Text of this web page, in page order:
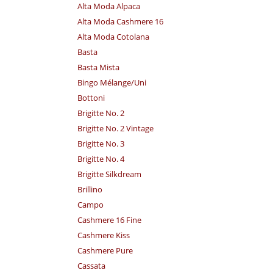
Alta Moda Alpaca
Alta Moda Cashmere 16
Alta Moda Cotolana
Basta
Basta Mista
Bingo Mélange/​Uni
Bottoni
Brigitte No. 2
Brigitte No. 2 Vintage
Brigitte No. 3
Brigitte No. 4
Brigitte Silkdream
Brillino
Campo
Cashmere 16 Fine
Cashmere Kiss
Cashmere Pure
Cassata